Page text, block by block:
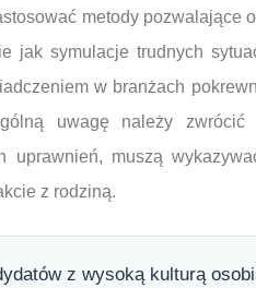
metody pozwalające
jak symulacje trudnych
w branżach
uwagę należy
uprawnień, muszą
z rodziną.
z wysoką kulturą